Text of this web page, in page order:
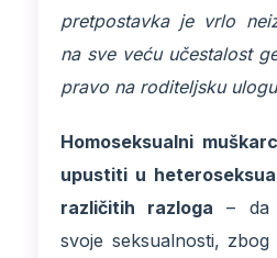
pretpostavka je vrlo
na sve veću učestalost
pravo na roditeljsku
Homoseksualni
upustiti u
različitih razloga – da
svoje seksualnosti,